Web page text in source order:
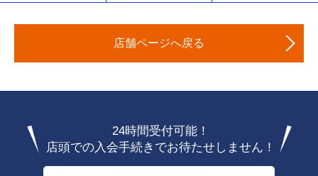
店舗ページへ戻る
24時間受付可能！
店頭での入会手続きでお待たせしません！